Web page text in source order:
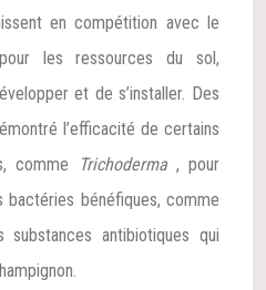
en compétition avec le
les ressources du sol,
et de s’installer. Des
l’efficacité de certains
comme
Trichoderma , pour
bénéfiques, comme
substances antibiotiques qui